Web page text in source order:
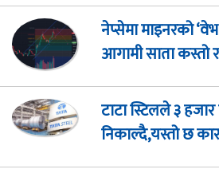
नेप्सेमा माइनरको
आगामी साता कस्तो
टाटा स्टिलले ३ हजार
निकाल्दै,यस्तो छ